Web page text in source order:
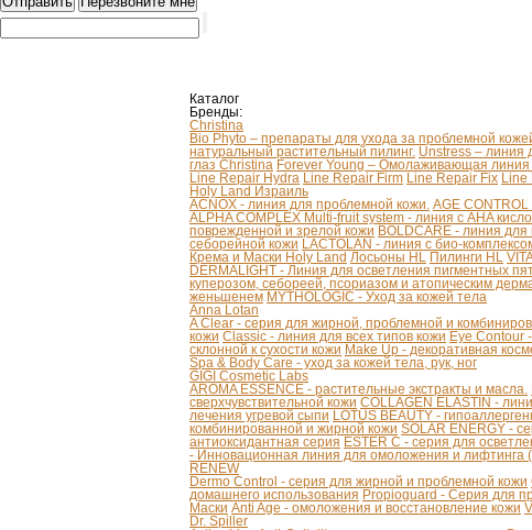
Каталог
Бренды:
Christina
Bio Phyto – препараты для ухода за проблемной
натуральный растительный пилинг. Unstress – линия
глаз Christina Forever Young – Омолаживающая линия
Line Repair Hydra Line Repair Firm Line Repair Fix Line
Holy Land Израиль
ACNOX - линия для проблемной кожи. AGE
ALPHA COMPLEX Multi-fruit system - линия с AHA
поврежденной и зрелой кожи BOLDCARE - линия
себорейной кожи LACTOLAN - линия с био-
Крема и Маски Holy Land Лосьоны HL Пилинги HL
DERMALIGHT - Линия для осветления пигментных
куперозом, себореей, псориазом и атопическим
женьшенем MYTHOLOGIC - Уход за кожей тела
Anna Lotan
A Clear - серия для жирной, проблемной и
кожи Classic - линия для всех типов кожи Eye Contour
склонной к сухости кожи Make Up - декоративная
Spa & Body Care - уход за кожей тела, рук, ног
GIGI Cosmetic Labs
AROMA ESSENCE - растительные экстракты и масла.
сверхчувствительной кожи COLLAGEN ELASTIN -
лечения угревой сыпи LOTUS BEAUTY -
комбинированной и жирной кожи SOLAR ENERGY -
антиоксидантная серия ESTER C - серия для
- Инновационная линия для омоложения и лифтинга
RENEW
Dermo Control - серия для жирной и проблемной кожи
домашнего использования Propioguard - Серия для
Маски Anti Age - омоложения и восстановление кожи
Dr. Spiller